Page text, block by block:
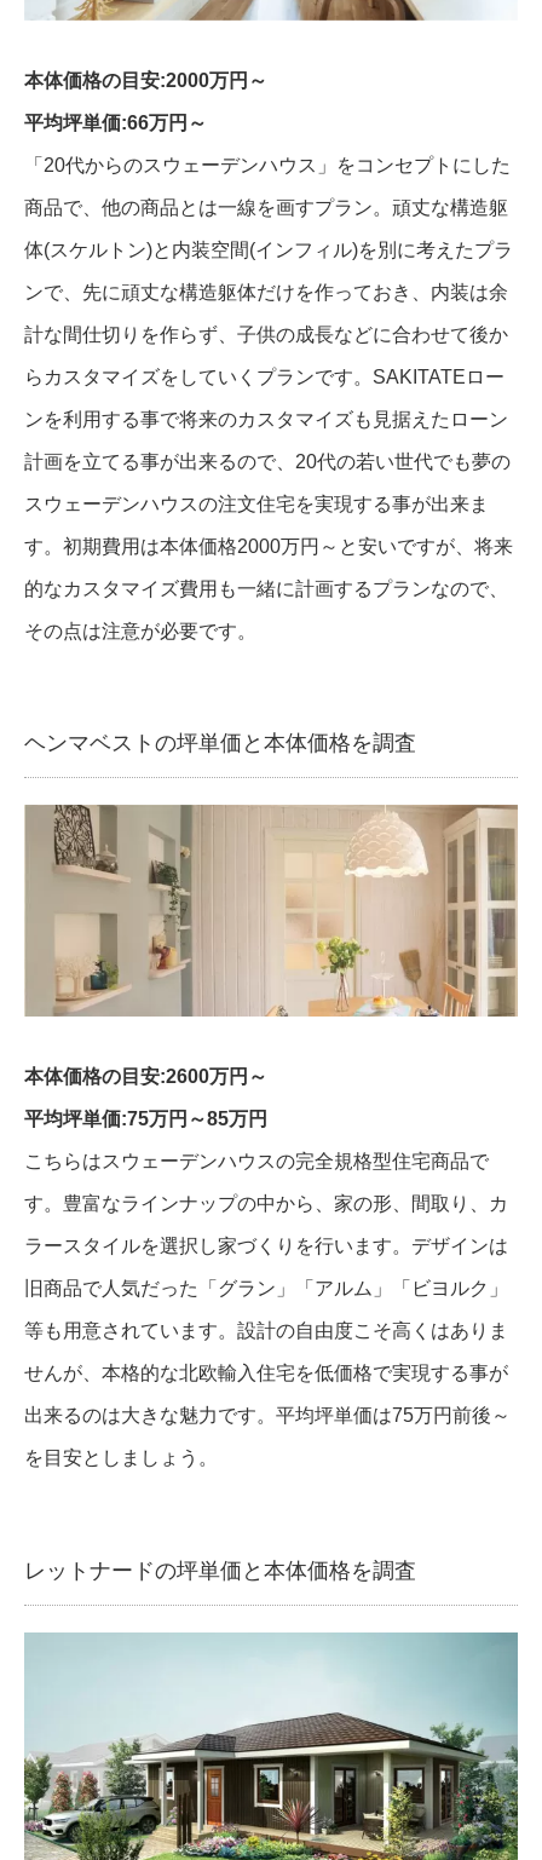
本体価格の目安:2000万円～
平均坪単価:66万円～
「20代からのスウェーデンハウス」をコンセプトにした
商品で、他の商品とは一線を画すプラン。頑丈な構造躯
体(スケルトン)と内装空間(インフィル)を別に考えたプラ
ンで、先に頑丈な構造躯体だけを作っておき、内装は余
計な間仕切りを作らず、子供の成長などに合わせて後か
らカスタマイズをしていくプランです。SAKITATEロー
ンを利用する事で将来のカスタマイズも見据えたローン
計画を立てる事が出来るので、20代の若い世代でも夢の
スウェーデンハウスの注文住宅を実現する事が出来ま
す。初期費用は本体価格2000万円～と安いですが、将来
的なカスタマイズ費用も一緒に計画するプランなので、
その点は注意が必要です。
ヘンマベストの坪単価と本体価格を調査
本体価格の目安:2600万円～
平均坪単価:75万円～85万円
こちらはスウェーデンハウスの完全規格型住宅商品で
す。豊富なラインナップの中から、家の形、間取り、カ
ラースタイルを選択し家づくりを行います。デザインは
旧商品で人気だった「グラン」「アルム」「ビヨルク」
等も用意されています。設計の自由度こそ高くはありま
せんが、本格的な北欧輸入住宅を低価格で実現する事が
出来るのは大きな魅力です。平均坪単価は75万円前後～
を目安としましょう。
レットナードの坪単価と本体価格を調査